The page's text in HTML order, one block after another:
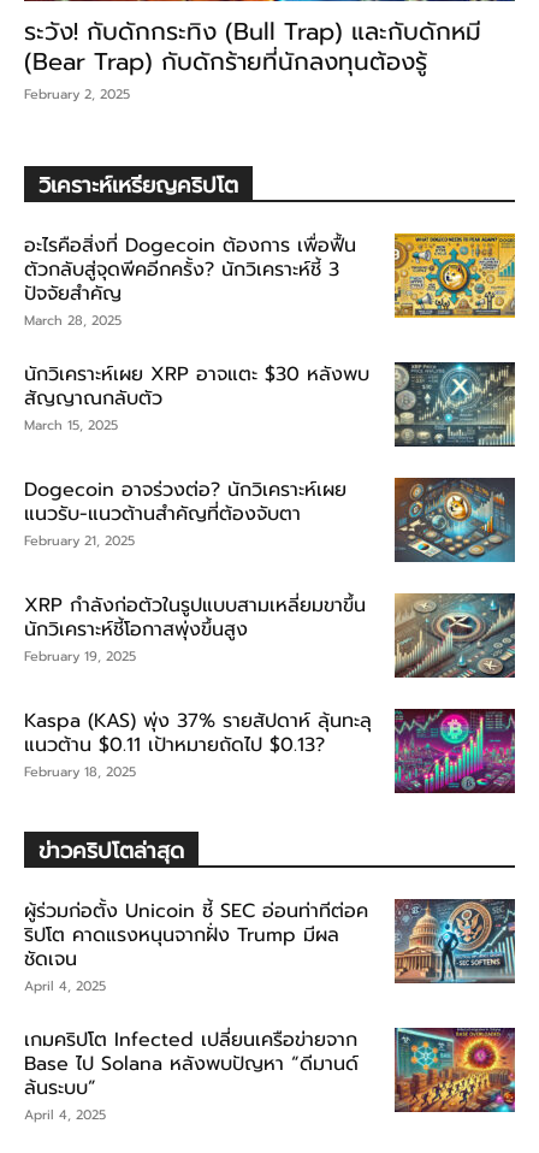
ระวัง! กับดักกระทิง (Bull Trap) และกับดักหมี
(Bear Trap) กับดักร้ายที่นักลงทุนต้องรู้
February 2, 2025
วิเคราะห์เหรียญคริปโต
อะไรคือสิ่งที่ Dogecoin ต้องการ เพื่อฟื้น
ตัวกลับสู่จุดพีคอีกครั้ง? นักวิเคราะห์ชี้ 3
ปัจจัยสำคัญ
March 28, 2025
นักวิเคราะห์เผย XRP อาจแตะ $30 หลังพบ
สัญญาณกลับตัว
March 15, 2025
Dogecoin อาจร่วงต่อ? นักวิเคราะห์เผย
แนวรับ-แนวต้านสำคัญที่ต้องจับตา
February 21, 2025
XRP กำลังก่อตัวในรูปแบบสามเหลี่ยมขาขึ้น
นักวิเคราะห์ชี้โอกาสพุ่งขึ้นสูง
February 19, 2025
Kaspa (KAS) พุ่ง 37% รายสัปดาห์ ลุ้นทะลุ
แนวต้าน $0.11 เป้าหมายถัดไป $0.13?
February 18, 2025
ข่าวคริปโตล่าสุด
ผู้ร่วมก่อตั้ง Unicoin ชี้ SEC อ่อนท่าทีต่อค
ริปโต คาดแรงหนุนจากฝั่ง Trump มีผล
ชัดเจน
April 4, 2025
เกมคริปโต Infected เปลี่ยนเครือข่ายจาก
Base ไป Solana หลังพบปัญหา “ดีมานด์
ล้นระบบ”
April 4, 2025